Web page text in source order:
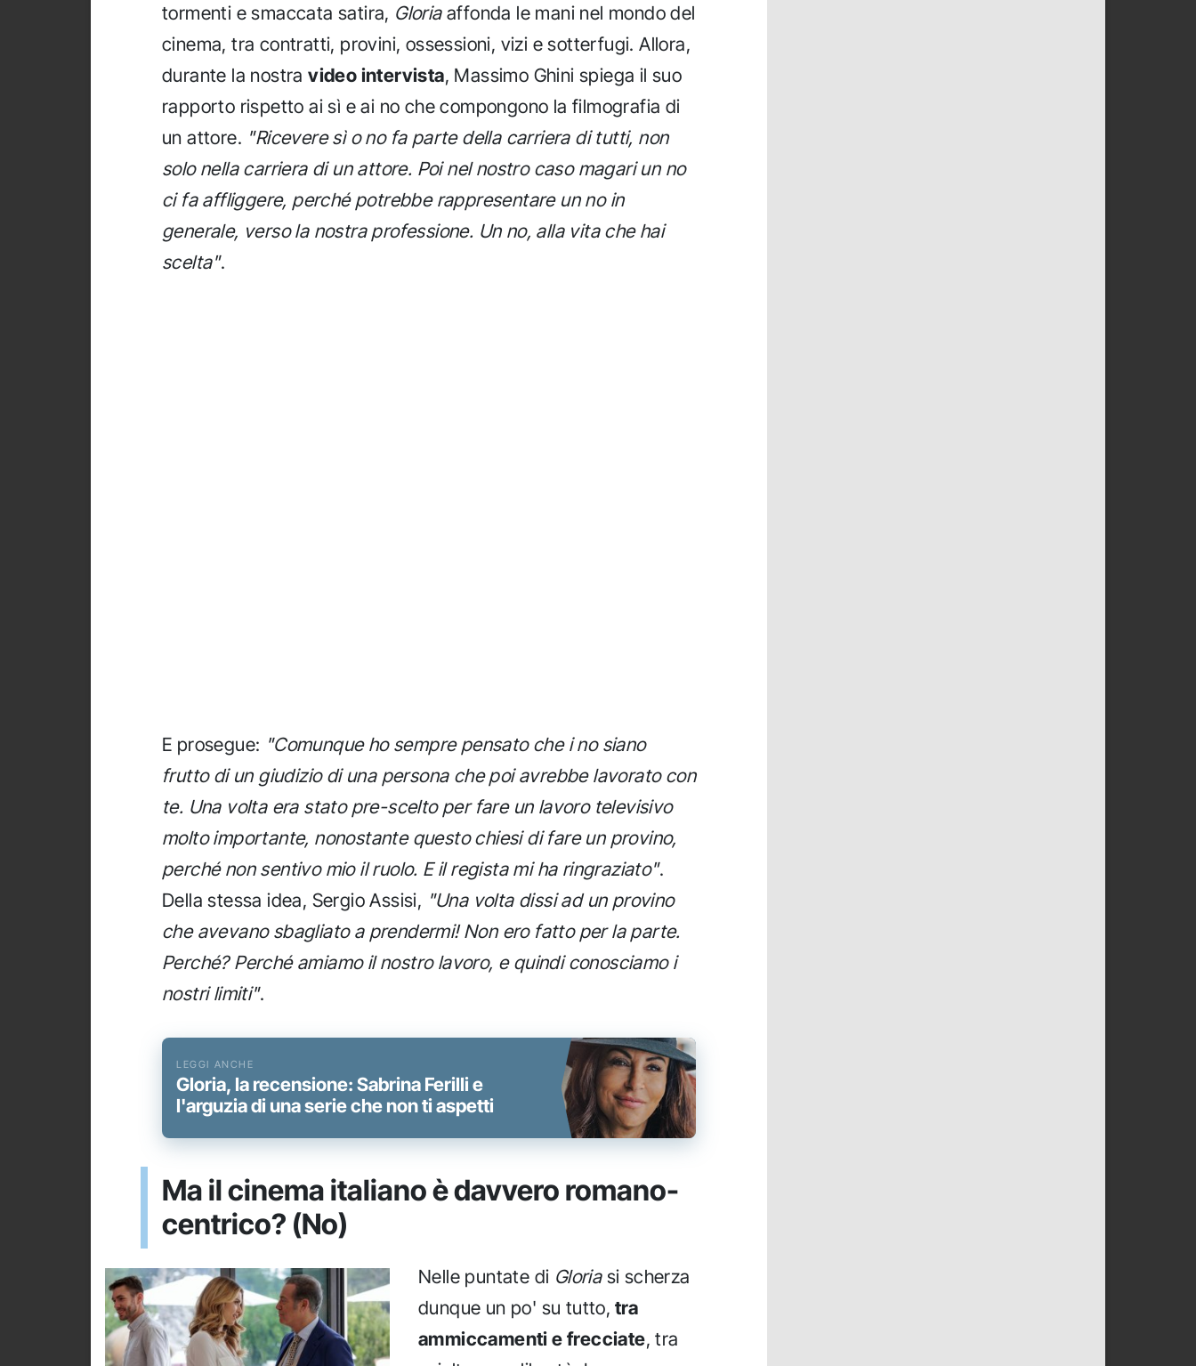
tormenti e smaccata satira, Gloriaaffonda le mani nel mondo del
cinema, tra contratti, provini, ossessioni, vizi e sotterfugi. Allora,
durante la nostravideo intervista, Massimo Ghini spiega il suo
rapporto rispetto ai sì e ai no che compongono la filmografia di
un attore. "Ricevere sì o no fa parte della carriera di tutti, non
solo nella carriera di un attore. Poi nel nostro caso magari un no
ci fa affliggere, perché potrebbe rappresentare un no in
generale, verso la nostra professione. Un no, alla vita che hai
scelta".
E prosegue: "Comunque ho sempre pensato che i no siano
frutto di un giudizio di una persona che poi avrebbe lavorato con
te. Una volta era stato pre-scelto per fare un lavoro televisivo
molto importante, nonostante questo chiesi di fare un provino,
perché non sentivo mio il ruolo. E il regista mi ha ringraziato".
Della stessa idea, Sergio Assisi, "Una volta dissi ad un provino
che avevano sbagliato a prendermi! Non ero fatto per la parte.
Perché? Perché amiamo il nostro lavoro, e quindi conosciamo i
nostri limiti".
Gloria, la recensione: Sabrina Ferilli e
l'arguzia di una serie che non ti aspetti
Ma il cinema italiano è davvero romano-
centrico? (No)
Nelle puntate di Gloriasi scherza
dunque un po' su tutto, tra
ammiccamenti e frecciate, tra